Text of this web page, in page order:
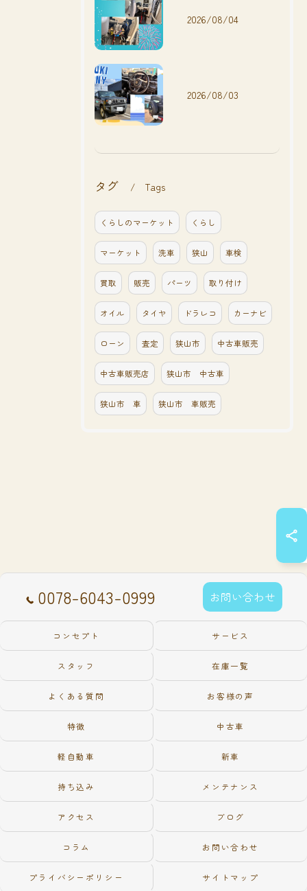
2026/08/04
2026/08/03
タグ Tags
くらしのマーケット くらし
マーケット 洗車 狭山 車検
買取 販売 パーツ 取り付け
オイル タイヤ ドラレコ カーナビ
ローン 査定 狭山市 中古車販売
中古車販売店 狭山市 中古車
狭山市 車 狭山市 車販売
0078-6043-0999 お問い合わせ
コンセプト サービス
スタッフ 在庫一覧
よくある質問 お客様の声
特徴 中古車
軽自動車 新車
持ち込み メンテナンス
アクセス ブログ
コラム お問い合わせ
プライバシーポリシー サイトマップ